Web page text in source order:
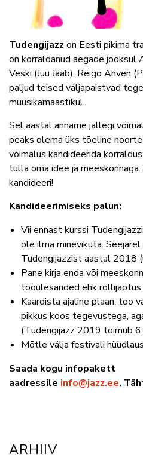
Tudengijazz on Eesti pikima
on korraldanud aegade jooksul
Veski (Juu Jääb), Reigo Ahven
paljud teised väljapaistvad
muusikamaastikul.
Sel aastal anname jällegi
peaks olema üks tõeline
võimalus kandideerida
tulla oma idee ja
kandideeri!
Kandideerimiseks palun:
Vii ennast kurssi
ole ilma minevikuta. Seejärel
Tudengijazzist aastal 2018
Pane kirja enda või
tööülesanded ehk rollijaotus.
Kaardista ajaline plaan: too
pikkus koos tegevustega,
(Tudengijazz 2019 toimub
Mõtle välja festivali
Saada kogu infopakett
aadressile info@jazz.ee.
ARHIIV